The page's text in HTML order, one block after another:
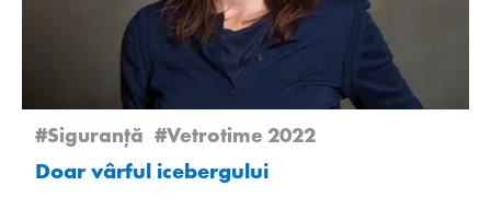
#Siguranță #Vetrotime 2022
Doar vârful icebergului